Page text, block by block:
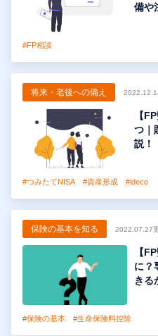
備や
#FP相談
将来・老後への備え
【
つ｜
説！
#つみたてNISA #資産形成 #ideco
保険の基本を知る 2022.07.27
【
に？
きる
#保険の基本 #生命保険料控除